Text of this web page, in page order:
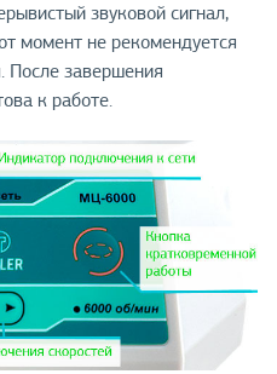
звуковой сигнал,
момент не рекомендуется
После завершения
к работе.